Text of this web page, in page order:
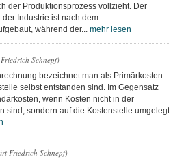
der Produktionsprozess vollzieht. Der
Industrie ist nach dem
während der... mehr lesen
Schnepf)
bezeichnet man als Primärkosten
selbst entstanden sind. Im Gegensatz
wenn Kosten nicht in der
sind, sondern auf die Kostenstelle umgelegt
Friedrich Schnepf)